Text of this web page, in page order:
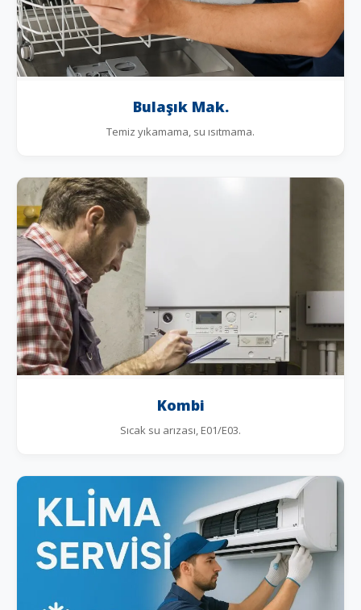
Bulaşık Mak.
Temiz yıkamama, su ısıtmama.
Kombi
Sıcak su arızası, E01/E03.